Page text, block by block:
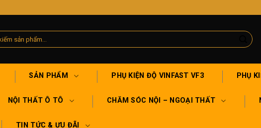
SẢN PHẨM PHỤ KIỆN ĐỘ VINFAST VF3 PHỤ
NỘI THẤT Ô TÔ CHĂM SÓC NỘI – NGOẠI THẤT
TIN TỨC & ƯU ĐÃI